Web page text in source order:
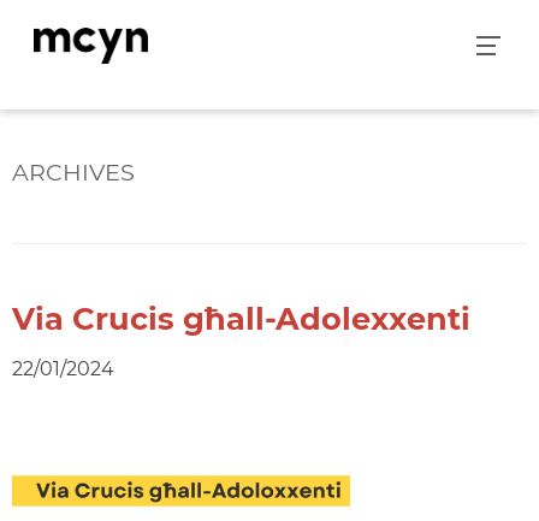
ARCHIVES
Via Crucis għall-Adolexxenti
22/01/2024